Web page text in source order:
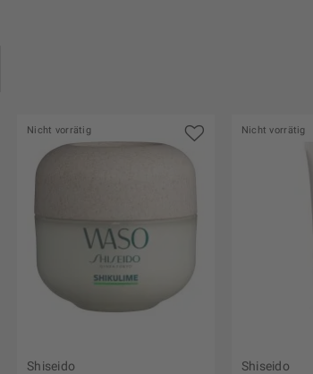
Nicht vorrätig
Shiseido
Nicht vorrätig
Shiseido